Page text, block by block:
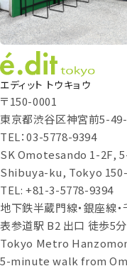
エディット トウキョウ
〒150-0001
東京都渋谷区神宮前5-
TEL：03-5778-9394
SK Omotesando 1-2F,
Shibuya-ku, Tokyo
TEL: +81-3-5778-9394
地下鉄半蔵門線・銀座線
表参道駅 B2 出口 徒歩5分
Tokyo Metro
5-minute walk from